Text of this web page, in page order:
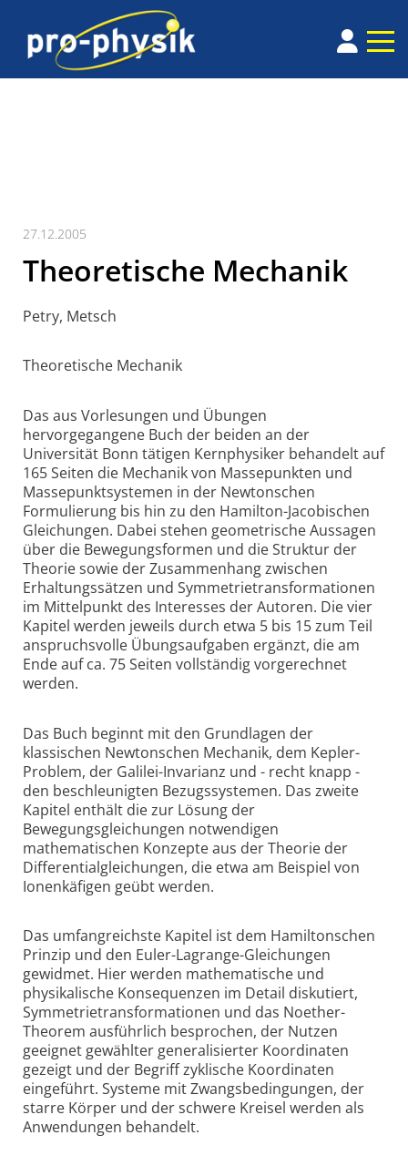
27.12.2005
Theoretische Mechanik
Petry, Metsch
Theoretische Mechanik
Das aus Vorlesungen und Übungen
hervorgegangene Buch der beiden an der
Universität Bonn tätigen Kernphysiker behandelt auf
165 Seiten die Mechanik von Massepunkten und
Massepunktsystemen in der Newtonschen
Formulierung bis hin zu den Hamilton-Jacobischen
Gleichungen. Dabei stehen geometrische Aussagen
über die Bewegungsformen und die Struktur der
Theorie sowie der Zusammenhang zwischen
Erhaltungssätzen und Symmetrietransformationen
im Mittelpunkt des Interesses der Autoren. Die vier
Kapitel werden jeweils durch etwa 5 bis 15 zum Teil
anspruchsvolle Übungsaufgaben ergänzt, die am
Ende auf ca. 75 Seiten vollständig vorgerechnet
werden.
Das Buch beginnt mit den Grundlagen der
klassischen Newtonschen Mechanik, dem Kepler-
Problem, der Galilei-Invarianz und - recht knapp -
den beschleunigten Bezugssystemen. Das zweite
Kapitel enthält die zur Lösung der
Bewegungsgleichungen notwendigen
mathematischen Konzepte aus der Theorie der
Differentialgleichungen, die etwa am Beispiel von
Ionenkäfigen geübt werden.
Das umfangreichste Kapitel ist dem Hamiltonschen
Prinzip und den Euler-Lagrange-Gleichungen
gewidmet. Hier werden mathematische und
physikalische Konsequenzen im Detail diskutiert,
Symmetrietransformationen und das Noether-
Theorem ausführlich besprochen, der Nutzen
geeignet gewählter generalisierter Koordinaten
gezeigt und der Begriff zyklische Koordinaten
eingeführt. Systeme mit Zwangsbedingungen, der
starre Körper und der schwere Kreisel werden als
Anwendungen behandelt.